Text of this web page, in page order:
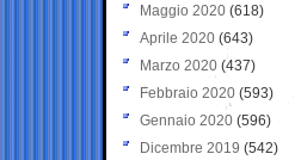
Maggio 2020 (618)
Aprile 2020 (643)
Marzo 2020 (437)
Febbraio 2020 (593)
Gennaio 2020 (596)
Dicembre 2019 (542)